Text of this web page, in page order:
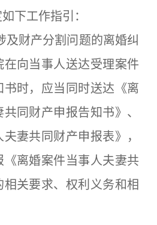
下工作指引：
及财产分割问题的离婚纠
向当事人送达受理案件
时，应当同时送达《离
同财产申报告知书》、
夫妻共同财产申报表》，
离婚案件当事人夫妻共
相关要求、权利义务和相